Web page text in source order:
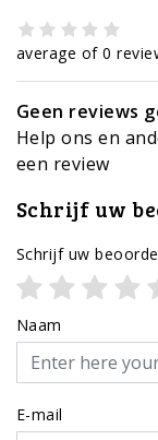
average of 0
Geen reviews
Help ons en
een review
Schrijf uw
Schrijf uw
Naam
E-mail